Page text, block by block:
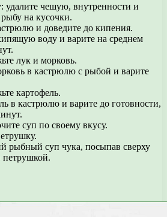
удалите чешую, внутренности и
рыбу на кусочки.
и доведите до кипения.
воду и варите на среднем
лук и морковь.
в кастрюлю с рыбой и варите
картофель.
в кастрюлю и варите до готовности,
суп по своему вкусу.
рыбный суп чука, посыпав сверху
петрушкой.